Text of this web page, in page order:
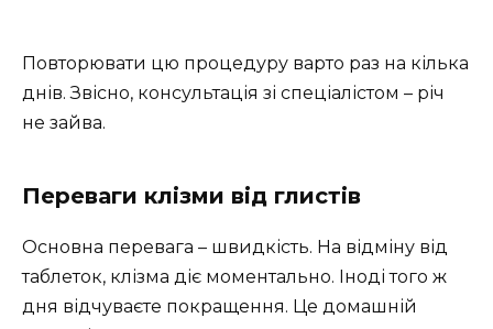
Повторювати цю процедуру варто раз на кілька
днів. Звісно, консультація зі спеціалістом – річ
не зайва.
Переваги клізми від глистів
Основна перевага – швидкість. На відміну від
таблеток, клізма діє моментально. Іноді того ж
дня відчуваєте покращення. Це домашній